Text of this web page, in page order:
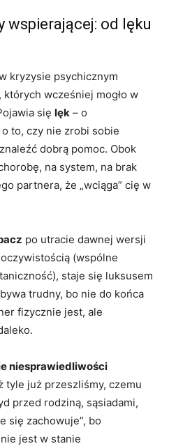
wspierającej: od lęku
kryzysie psychicznym
których wcześniej mogło w
się lęk – o
to, czy nie zrobi sobie
dobrą pomoc. Obok
na system, na brak
partnera, że „wciąga” cię w
po utracie dawnej wersji
(wspólne
staje się luksusem
trudny, bo nie do końca
fizycznie jest, ale
niesprawiedliwości
tyle już przeszliśmy, czemu
przed rodziną, sąsiadami,
się zachowuje”, bo
jest w stanie